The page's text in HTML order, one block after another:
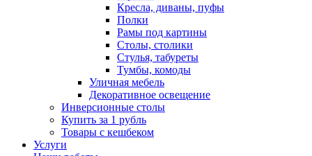
Кресла, диваны, пуфы
Полки
Рамы под картины
Столы, столики
Стулья, табуреты
Тумбы, комоды
Уличная мебель
Декоративное освещение
Инверсионные столы
Купить за 1 рубль
Товары с кешбеком
Услуги